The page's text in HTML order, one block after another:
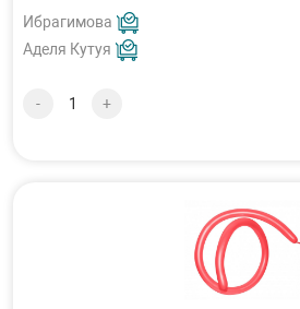
Ибрагимова
Аделя Кутуя
- +